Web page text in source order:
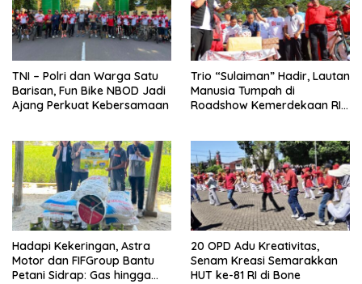
TNI – Polri dan Warga Satu
Barisan, Fun Bike NBOD Jadi
Ajang Perkuat Kebersamaan
Trio “Sulaiman” Hadir, Lautan
Manusia Tumpah di
Roadshow Kemerdekaan RI
Hadapi Kekeringan, Astra
Motor dan FIFGroup Bantu
Petani Sidrap: Gas hingga
20 OPD Adu Kreativitas,
Senam Kreasi Semarakkan
HUT ke-81 RI di Bone